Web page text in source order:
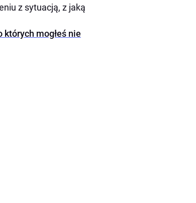
z sytuacją, z jaką
mogłeś nie